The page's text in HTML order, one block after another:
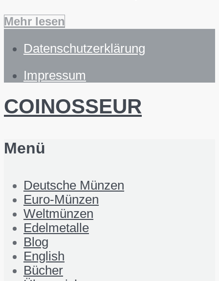
Mehr lesen
Datenschutzerklärung
Impressum
COINOSSEUR
Menü
Deutsche Münzen
Euro-Münzen
Weltmünzen
Edelmetalle
Blog
English
Bücher